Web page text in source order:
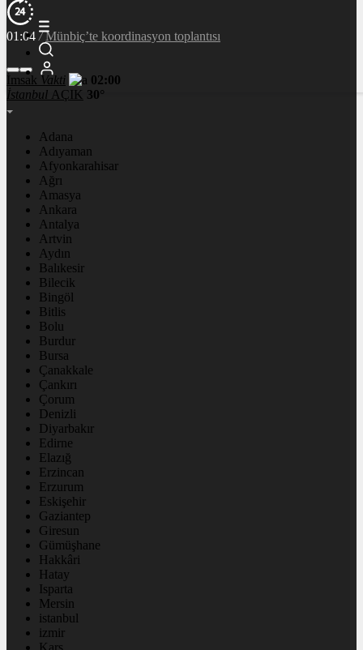
01:04 / Münbiç’te koordinasyon toplantısı
İmsak Vakti
02:00
İstanbul AÇIK 30°
Adana
Adıyaman
Afyonkarahisar
Ağrı
Amasya
Ankara
Antalya
Artvin
Aydın
Balıkesir
Bilecik
Bingöl
Bitlis
Bolu
Burdur
Bursa
Çanakkale
Çankırı
Çorum
Denizli
Diyarbakır
Edirne
Elazığ
Erzincan
Erzurum
Eskişehir
Gaziantep
Giresun
Gümüşhane
Hakkâri
Hatay
Isparta
Mersin
istanbul
izmir
Kars